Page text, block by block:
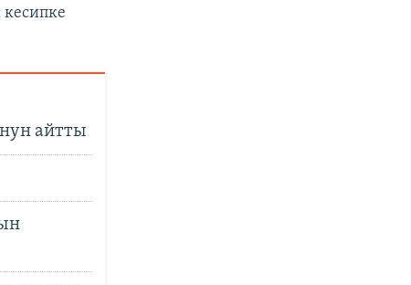
айтты